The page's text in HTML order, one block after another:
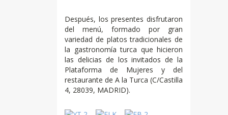
Después, los presentes disfrutaron
del menú, formado por gran
variedad de platos tradicionales de
la gastronomía turca que hicieron
las delicias de los invitados de la
Plataforma de Mujeres y del
restaurante de A la Turca (C/Castilla
4, 28039, MADRID).